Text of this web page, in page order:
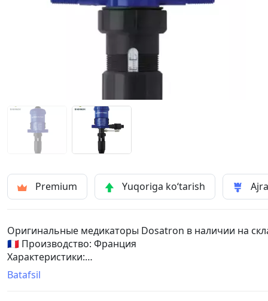
Premium Yuqoriga ko‘tarish
Оригинальные медикаторы Dosatron в наличии на
🇫🇷 Производство: Франция
Характеристики:
▪️ Dosatron D25RE5 – диапазон дозирования 1–5%
Batafsil